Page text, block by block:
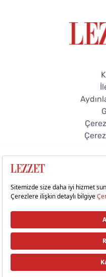
© 2026 Lezzet